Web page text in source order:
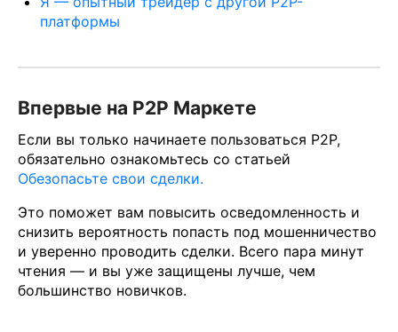
платформы
Впервые на P2P Маркете
Если вы только начинаете пользоваться P2P,
обязательно ознакомьтесь со статьей
Обезопасьте свои сделки.
Это поможет вам повысить осведомленность и
снизить вероятность попасть под мошенничество
и уверенно проводить сделки. Всего пара минут
чтения — и вы уже защищены лучше, чем
большинство новичков.